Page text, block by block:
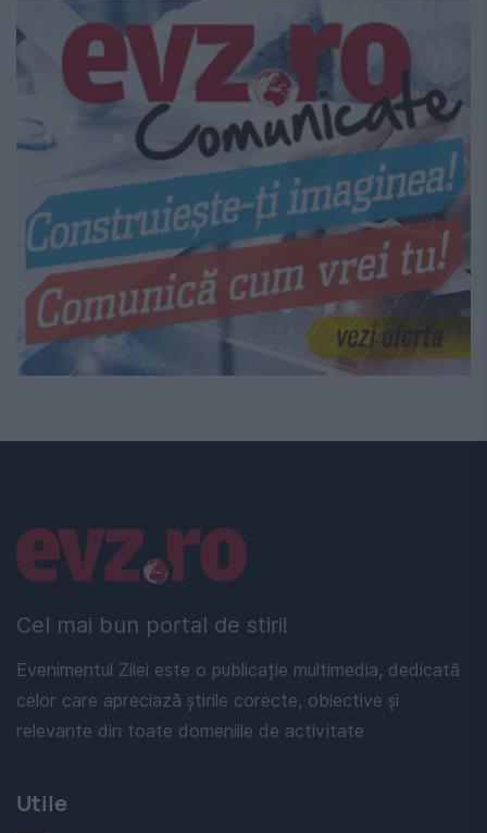
Cel mai bun portal de stiri!
Evenimentul Zilei este o publicație multimedia, dedicată
celor care apreciază știrile corecte, obiective și
relevante din toate domeniile de activitate
Linkuri utile
Utile